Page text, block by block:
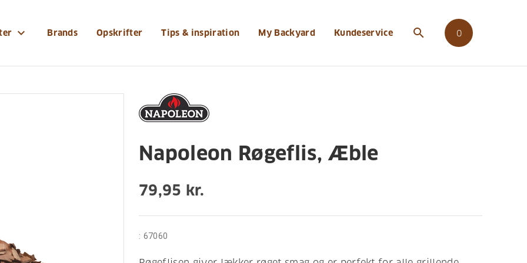
expand_more Brands Opskrifter Tips & inspiration My Backyard Kundeservice search 0
Napoleon Røgeflis, Æble
79,95 kr.
: 67060